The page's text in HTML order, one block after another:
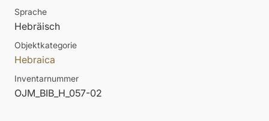
Sprache
Hebräisch
Objektkategorie
Hebraica
Inventarnummer
OJM_BIB_H_057-02